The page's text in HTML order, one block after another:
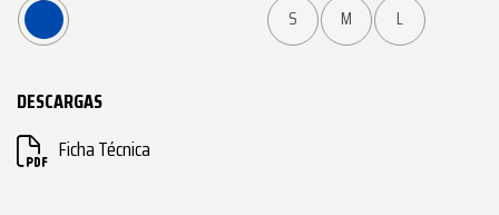
S M L
DESCARGAS
Ficha Técnica